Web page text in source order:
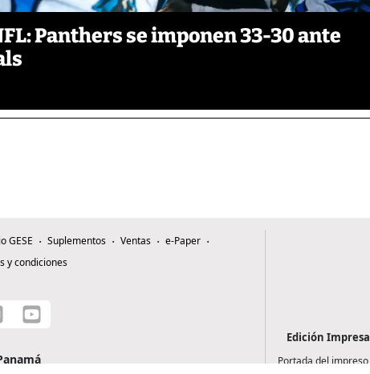
Panthers se imponen 33-30 ante
GESE Suplementos Ventas
e-Paper
y condiciones
Edición Impresa
Portada del impreso